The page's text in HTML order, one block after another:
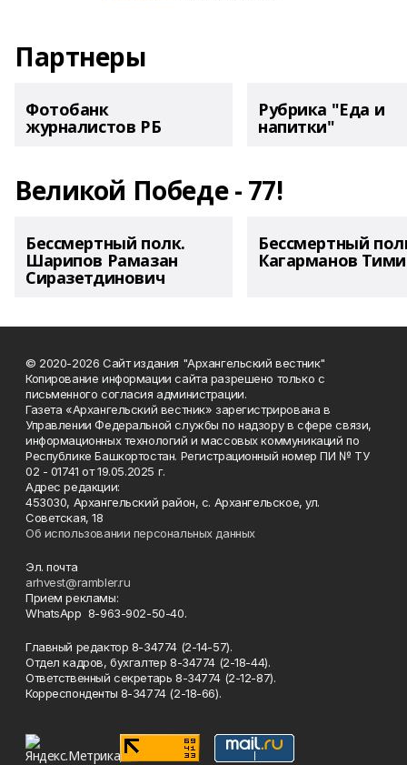
Партнеры
Фотобанк
журналистов РБ
Рубрика "Еда и
напитки"
Великой Победе - 77!
Бессмертный полк.
Шарипов Рамазан
Сиразетдинович
Бессмертный
Кагарманов
© 2020-2026 Сайт издания "Архангельский вестник"
Копирование информации сайта разрешено только с
письменного согласия администрации.
Газета «Архангельский вестник» зарегистрирована в
Управлении Федеральной службы по надзору в сфере связи,
информационных технологий и массовых коммуникаций по
Республике Башкортостан. Регистрационный номер ПИ № ТУ
02 - 01741 от 19.05.2025 г.
Адрес редакции:
453030, Архангельский район, с. Архангельское, ул.
Советская, 18
Об использовании персональных данных
Эл. почта
arhvest@rambler.ru
Прием рекламы:
WhatsApp 8-963-902-50-40.
Главный редактор 8-34774 (2-14-57).
Отдел кадров, бухгалтер 8-34774 (2-18-44).
Ответственный секретарь 8-34774 (2-12-87).
Корреспонденты 8-34774 (2-18-66).